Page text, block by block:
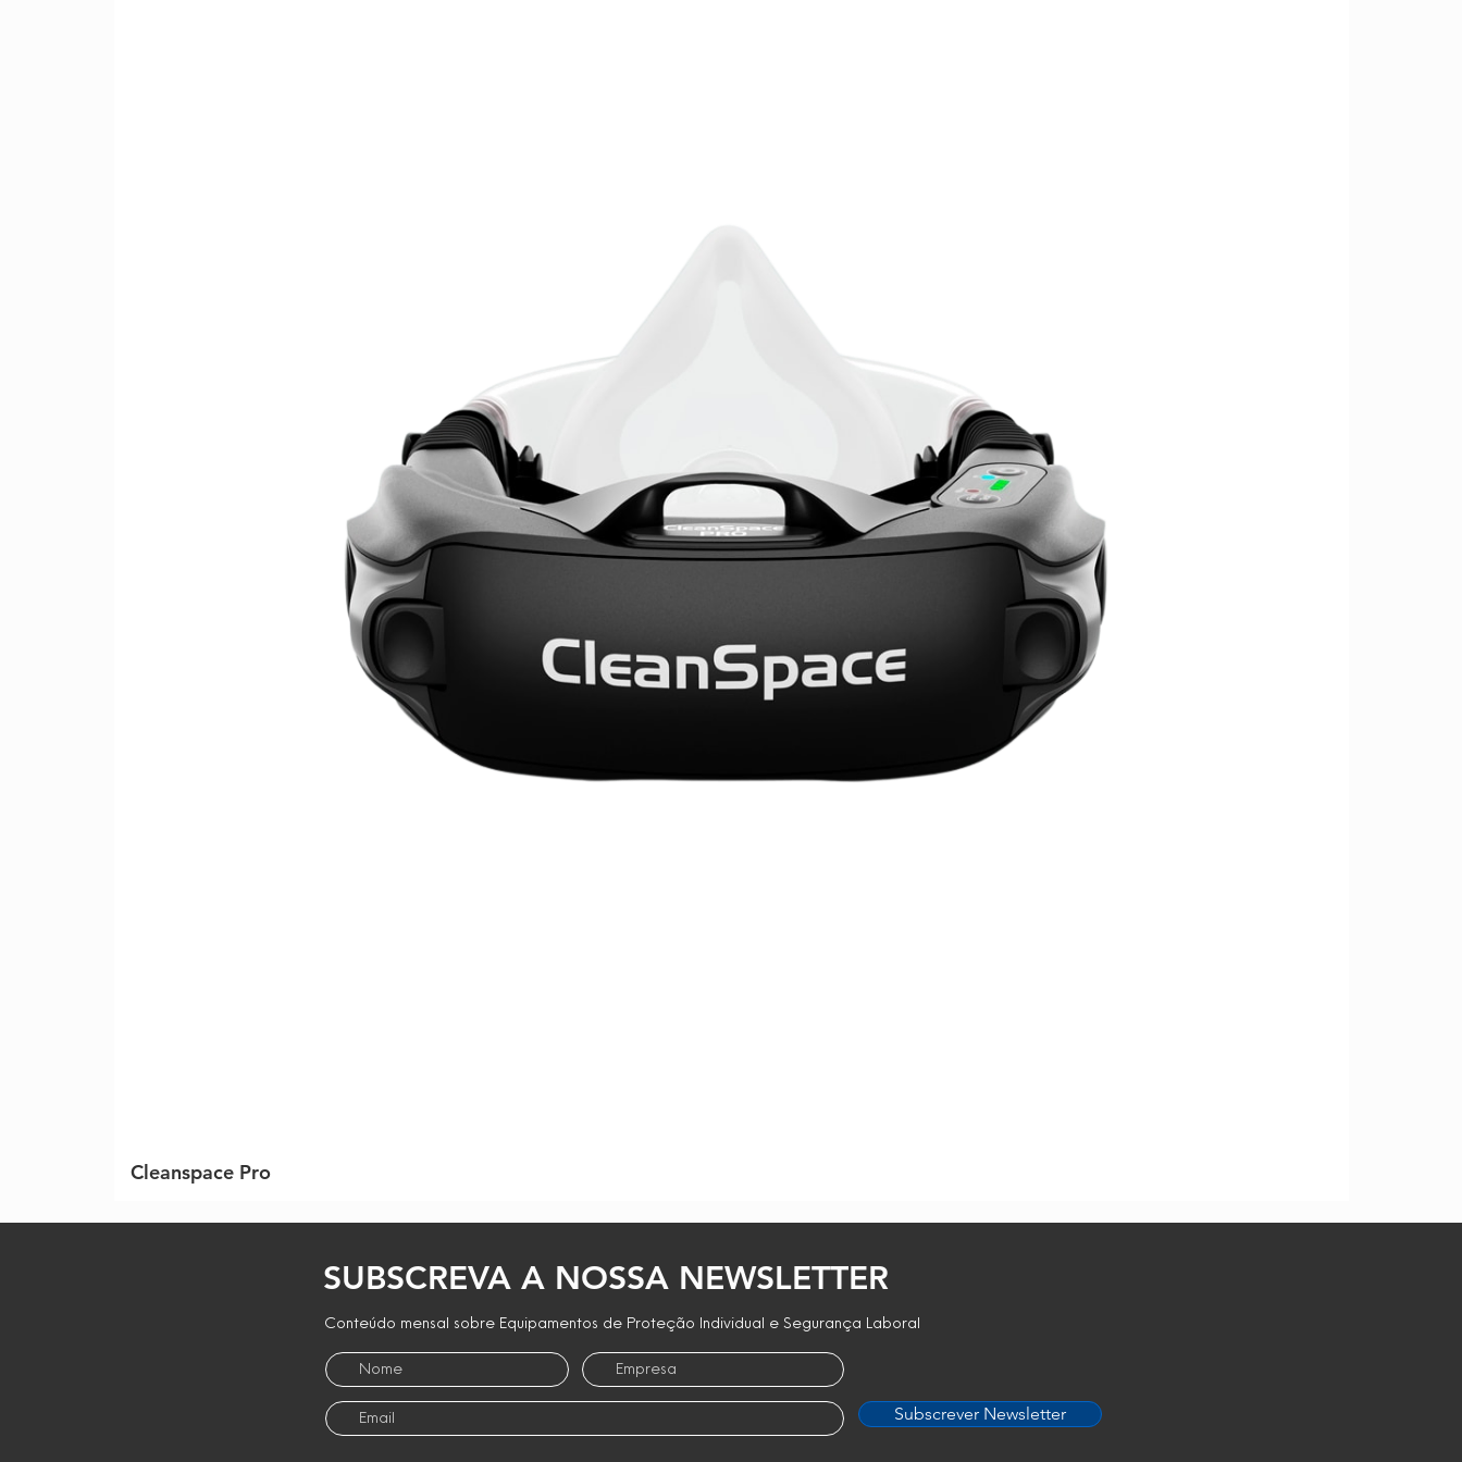
Cleanspace Pro
SUBSCREVA A NOSSA NEWSLETTER
Conteúdo mensal sobre Equipamentos de Proteção Individual e Segurança Laboral
Subscrever Newsletter